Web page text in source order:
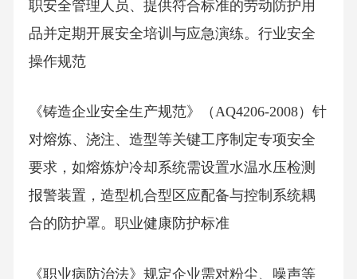
职安全管理人员、提供符合标准的劳动防护用
品并定期开展安全培训与应急演练。行业安全
操作规范
《铸造企业安全生产规范》（AQ4206-2008）针
对熔炼、浇注、造型等关键工序制定专项安全
要求，如熔炼炉冷却系统需设置水温水压检测
报警装置，造型机合型区应配备与控制系统耦
合的防护罩。职业健康防护标准
《职业病防治法》规定企业需对粉尘、噪声等